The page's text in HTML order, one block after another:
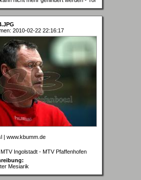
2010-02-22 22:16:17
| www.kbumm.de
Ingolstadt - MTV Pfaffenhofen
Mesiarik